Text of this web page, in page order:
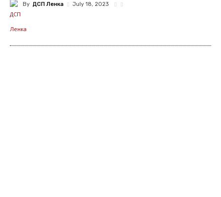
By ДСП Ленка July 18, 2023